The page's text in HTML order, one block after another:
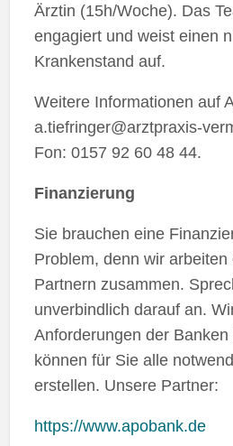
Ärztin (15h/Woche). Das
engagiert und weist einen
Krankenstand auf.
Weitere Informationen auf
a.tiefringer@arztpraxis-
Fon: 0157 92 60 48 44.
Finanzierung
Sie brauchen eine
Problem, denn wir
Partnern zusammen.
unverbindlich darauf an.
Anforderungen der Banken
können für Sie alle
erstellen. Unsere Partner:
https://www.apobank.de